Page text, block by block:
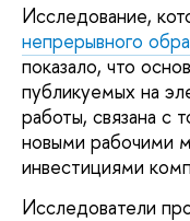
Исследование,
непрерывного
показало, что
публикуемых на
работы, связана с
новыми рабочими
инвестициями
Исследователи